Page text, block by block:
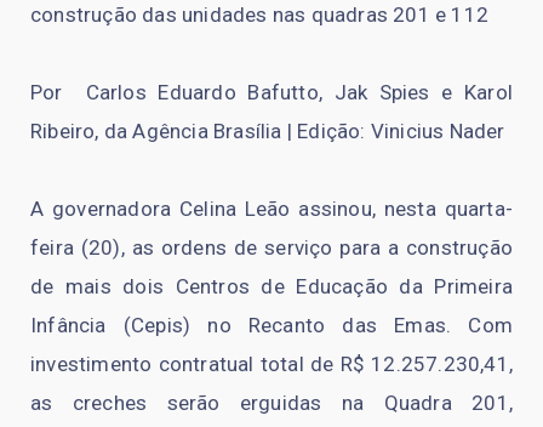
construção das unidades nas quadras 201 e 112
Por Carlos Eduardo Bafutto, Jak Spies e Karol
Ribeiro, da Agência Brasília | Edição: Vinicius Nader
A governadora Celina Leão assinou, nesta quarta-
feira (20), as ordens de serviço para a construção
de mais dois Centros de Educação da Primeira
Infância (Cepis) no Recanto das Emas. Com
investimento contratual total de R$ 12.257.230,41,
as creches serão erguidas na Quadra 201,